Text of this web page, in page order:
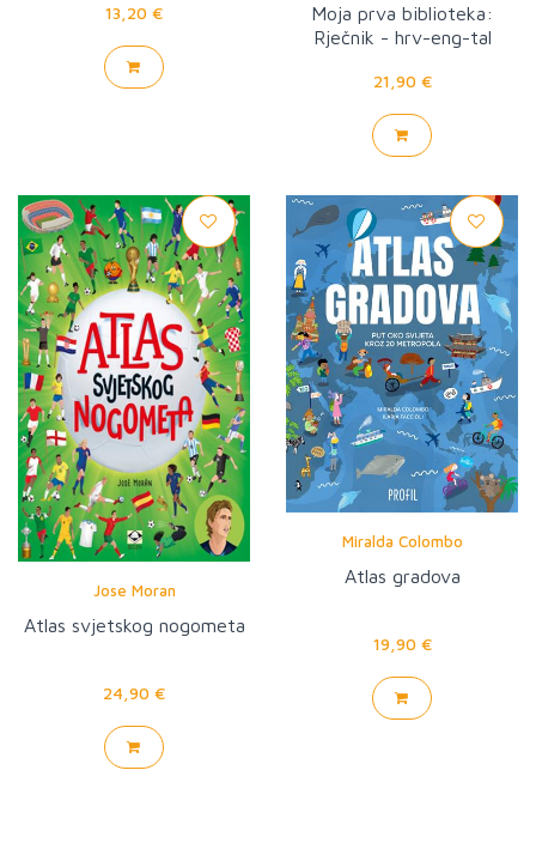
13,20 €
Moja prva biblioteka:
Rječnik - hrv-eng-tal
21,90 €
Jose Moran
Atlas svjetskog nogometa
24,90 €
Miralda Colombo
Atlas gradova
19,90 €